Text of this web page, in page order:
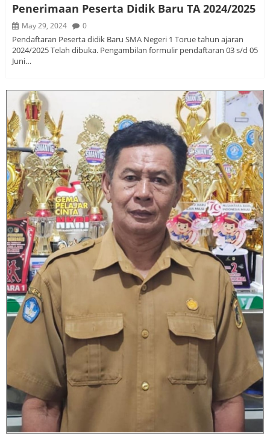
Penerimaan Peserta Didik Baru TA 2024/2025
May 29, 2024 0
Pendaftaran Peserta didik Baru SMA Negeri 1 Torue tahun ajaran
2024/2025 Telah dibuka. Pengambilan formulir pendaftaran 03 s/d 05
Juni…